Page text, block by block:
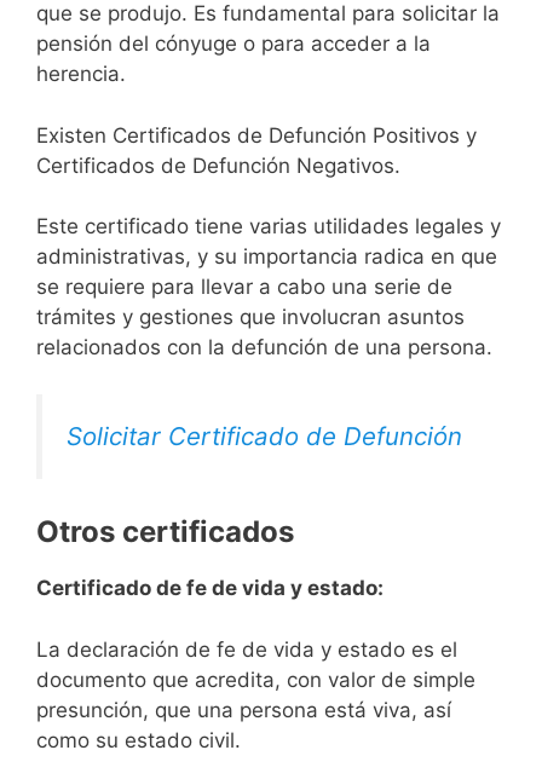
que se produjo. Es fundamental para solicitar la
pensión del cónyuge o para acceder a la
herencia.
Existen Certificados de Defunción Positivos y
Certificados de Defunción Negativos.
Este certificado tiene varias utilidades legales y
administrativas, y su importancia radica en que
se requiere para llevar a cabo una serie de
trámites y gestiones que involucran asuntos
relacionados con la defunción de una persona.
Solicitar Certificado de Defunción
Otros certificados
Certificado de fe de vida y estado:
La declaración de fe de vida y estado es el
documento que acredita, con valor de simple
presunción, que una persona está viva, así
como su estado civil.